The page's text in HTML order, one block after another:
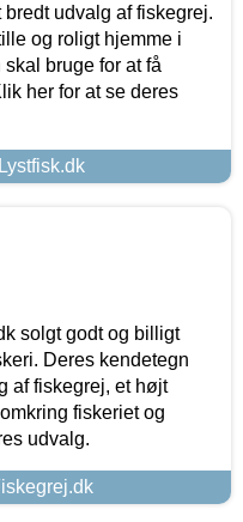
udvalg af fiskegrej.
og roligt hjemme i
skal bruge for at få
her for at se deres
solgt godt og billigt
Deres kendetegn
af fiskegrej, et højt
fiskeriet og
udvalg.